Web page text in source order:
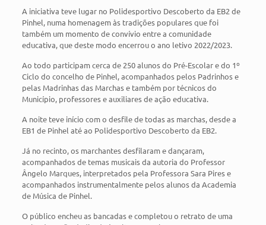
A iniciativa teve lugar no Polidesportivo Descoberto da EB2 de
Pinhel, numa homenagem às tradições populares que foi
também um momento de convívio entre a comunidade
educativa, que deste modo encerrou o ano letivo 2022/2023.
Ao todo participam cerca de 250 alunos do Pré-Escolar e do 1º
Ciclo do concelho de Pinhel, acompanhados pelos Padrinhos e
pelas Madrinhas das Marchas e também por técnicos do
Município, professores e auxiliares de ação educativa.
A noite teve início com o desfile de todas as marchas, desde a
EB1 de Pinhel até ao Polidesportivo Descoberto da EB2.
Já no recinto, os marchantes desfilaram e dançaram,
acompanhados de temas musicais da autoria do Professor
Ângelo Marques, interpretados pela Professora Sara Pires e
acompanhados instrumentalmente pelos alunos da Academia
de Música de Pinhel.
O público encheu as bancadas e completou o retrato de uma